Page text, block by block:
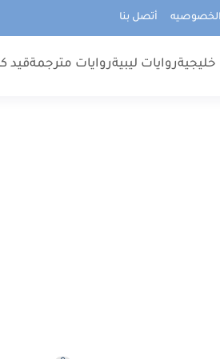
أتصل بنا
خليجيةروايات ليبيةروايات مترجمةقيد